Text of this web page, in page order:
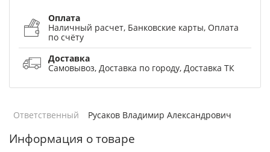
Оплата
Наличный расчет, Банковские карты, Оплата
по счёту
Доставка
Самовывоз, Доставка по городу, Доставка ТК
Ответственный Русаков Владимир Александрович
Информация о товаре